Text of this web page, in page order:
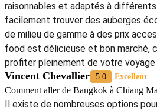
raisonnables et adaptés à
facilement trouver des auberges
de milieu de gamme à des prix
food est délicieuse et bon marché,
profiter pleinement de votre voyage
Vincent Chevallier 5.0 Excellent
Comment aller de Bangkok à Chiang
Il existe de nombreuses options